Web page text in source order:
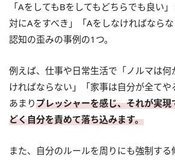
「AをしてもBをしてもどちらでも良い
対にAをすべき」「Aをしなければならな
認知の歪みの事例の1つ。
例えば、仕事や日常生活で「ノルマは何
ければならない」「家事は自分が全てや
あまりプレッシャーを感じ、それが実
どく自分を責めて落ち込みます。
また、自分のルールを周りにも強制す